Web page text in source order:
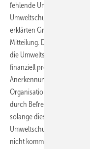
fehlende
Umweltschutzorganisation
erklärten Greenpeace und
Mitteilung. Darauf habe
die
finanziell profitieren.
Anerkennung einer
Organisationen wie
durch Befreiung von
solange diese keine Profite
Umweltschutzorganisation
nicht kommerzielle, als